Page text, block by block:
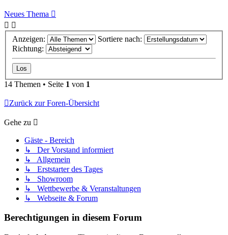
Neues Thema
Anzeigen:
Sortiere nach:
Richtung:
14 Themen • Seite 1 von 1
Zurück zur Foren-Übersicht
Gehe zu
Gäste - Bereich
↳ Der Vorstand informiert
↳ Allgemein
↳ Erststarter des Tages
↳ Showroom
↳ Wettbewerbe & Veranstaltungen
↳ Webseite & Forum
Berechtigungen in diesem Forum